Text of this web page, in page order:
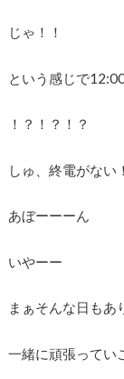
じゃ！！
という感じで
！？！？！？
しゅ、終電がない
あぼーーーん
いやーー
まぁそんな日もあ
一緒に頑張ってい